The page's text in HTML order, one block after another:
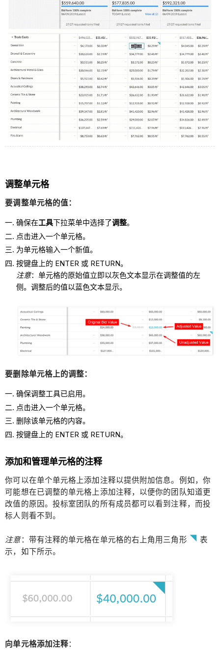
调整单元格
要调整单元格的值：
确保在工具下拉菜单中选择了调整。
点击进入一个单元格。
为单元格输入一个新值。
按键盘上的 ENTER 或 RETURN。
注意：单元格的原始值立即以灰色文本显示在调整值的左
侧。调整后的值以蓝色文本显示。
要删除单元格上的调整：
确保调整工具已启用。
点击进入一个单元格。
删除该单元格的内容。
按键盘上的 ENTER 或 RETURN。
添加和管理单元格的注释
你可以在单个单元格上添加注释以提供附加信息。例如，你
可能想在已调整的单元格上添加注释，以便你的团队知道更
改值的原因。投标室团队的所有成员都可以看到注释，而投
标人则看不到。
注意：带有注释的单元格在单元格的右上角用三角形
表
示，如下所示。
向单元格添加注释：